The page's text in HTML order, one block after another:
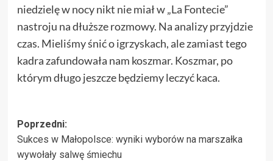
niedzielę w nocy nikt nie miał w „La Fontecie”
nastroju na dłuższe rozmowy. Na analizy przyjdzie
czas. Mieliśmy śnić o igrzyskach, ale zamiast tego
kadra zafundowała nam koszmar. Koszmar, po
którym długo jeszcze będziemy leczyć kaca.
Zobacz
wpisy
Poprzedni:
Sukces w Małopolsce: wyniki wyborów na marszałka
wywołały salwę śmiechu